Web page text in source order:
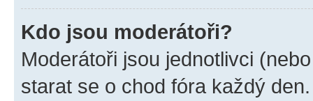
Kdo jsou moderátoři?
Moderátoři jsou jednotlivci
starat se o chod fóra každý